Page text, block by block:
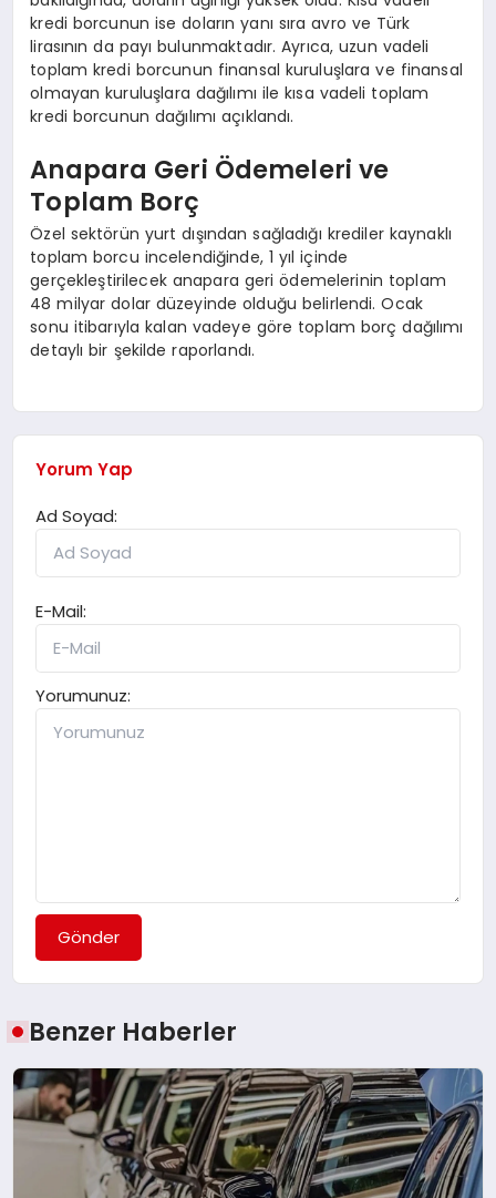
kredi borcunun ise doların yanı sıra avro ve Türk
lirasının da payı bulunmaktadır. Ayrıca, uzun vadeli
toplam kredi borcunun finansal kuruluşlara ve finansal
olmayan kuruluşlara dağılımı ile kısa vadeli toplam
kredi borcunun dağılımı açıklandı.
Anapara Geri Ödemeleri ve
Toplam Borç
Özel sektörün yurt dışından sağladığı krediler kaynaklı
toplam borcu incelendiğinde, 1 yıl içinde
gerçekleştirilecek anapara geri ödemelerinin toplam
48 milyar dolar düzeyinde olduğu belirlendi. Ocak
sonu itibarıyla kalan vadeye göre toplam borç dağılımı
detaylı bir şekilde raporlandı.
Yorum Yap
Ad Soyad:
E-Mail:
Yorumunuz:
Gönder
Benzer Haberler